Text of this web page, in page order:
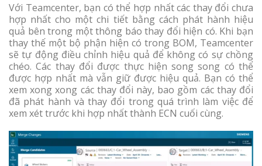
Với Teamcenter, bạn có thể hợp nhất các thay đổi chưa
hợp nhất cho một chi tiết bằng cách phát hành hiệu
quả bên trong một thông báo thay đổi hiện có. Khi bạn
thay thế một bộ phận hiện có trong BOM, Teamcenter
sẽ tự động điều chỉnh hiệu quả để không có sự chồng
chéo. Các thay đổi được thực hiện song song có thể
được hợp nhất mà vẫn giữ được hiệu quả. Bạn có thể
xem xong xong các thay đổi này, bao gồm các thay đổi
đã phát hành và thay đổi trong quá trình làm việc để
xem xét trước khi hợp nhất thành ECN cuối cùng.